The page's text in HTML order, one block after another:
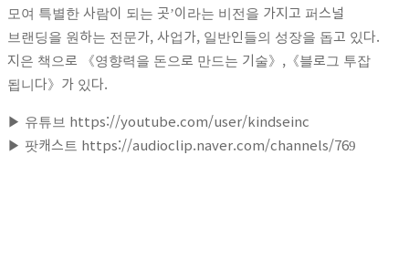
모여 특별한 사람이 되는 곳’이라는 비전을 가지고 퍼스널
브랜딩을 원하는 전문가, 사업가, 일반인들의 성장을 돕고 있다.
지은 책으로 《영향력을 돈으로 만드는 기술》,《블로그 투잡
됩니다》가 있다.
▶ 유튜브 https://youtube.com/user/kindseinc
▶ 팟캐스트 https://audioclip.naver.com/channels/769